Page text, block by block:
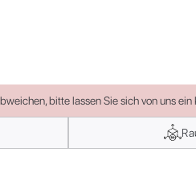
bitte lassen Sie sich von uns ein